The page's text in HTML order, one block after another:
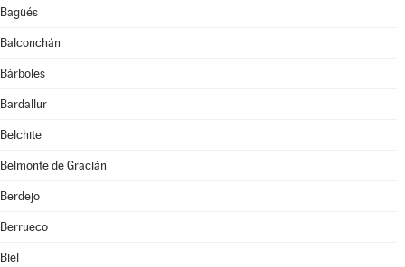
Bagüés
Balconchán
Bárboles
Bardallur
Belchite
Belmonte de Gracián
Berdejo
Berrueco
Biel